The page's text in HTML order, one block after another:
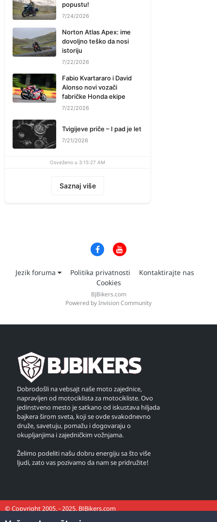
popustu!
7/24/2026
Norton Atlas Apex: ime
dovoljno teško da nosi
istoriju
7/22/2026
Fabio Kvartararo i David
Alonso novi vozači
fabričke Honda ekipe
7/22/2026
Tvigijeve priče – I pad je let
7/21/2026
Osveženo u 3:15:27 AM
Saznaj više
Jezik foruma Politika privatnosti
Kontaktirajte nas
Cookies
BJBikers.com
Powered by Invision Community
Dobrodošli na vebsajt naše moto zajednice,
napravljen od motociklista za motocikliste. Ovo
jedinstveno mesto je satkano od iskustava hiljada
bajkera širom sveta, koji se ovde svakodnevno
druže, savetuju, pomažu i dogovaraju o
okupljanjima i zajedničkim vožnjama.
Želimo podeliti našu dobru energiju sa što više
ljudi, zato vas pozivamo da nam se pridružite!
© Copyright 2005. - 2025. BJBikers.com